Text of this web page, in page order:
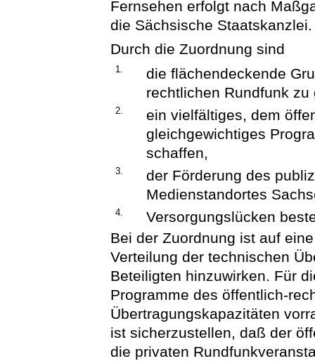
Fernsehen erfolgt nach
die Sächsische Staatskanzlei.
Durch die Zuordnung sind
1.
die flächendeckende
rechtlichen Rundfunk zu
2.
ein vielfältiges, dem
gleichgewichtiges
schaffen,
3.
der Förderung des
Medienstandortes
4.
Versorgungslücken
Bei der Zuordnung ist auf
Verteilung der technischen
Beteiligten hinzuwirken. Für
Programme des öffentlich-
Übertragungskapazitäten
ist sicherzustellen, daß der
die privaten